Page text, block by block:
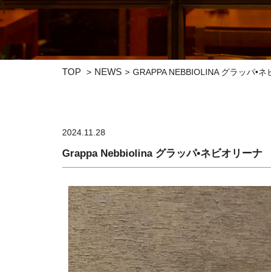
TOP NEWS GRAPPA NEBBIOLINA グラッパ•ネ
2024.11.28
Grappa Nebbiolina グラッパ•ネビオリーナ